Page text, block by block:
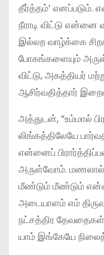
தீர்த்தம்’ எனப்படும்.
நீராடி விட்டு
இல்லற வாழ்க்கை
போகங்களையும்
விட்டு, அகத்தியர்
ஆசிர்வதித்தார்
அத்துடன், ”உம்மால்
லிங்கத்திலேயே
என்னைப்
அருள்வோம். மணலால்
மீண்டும் மீண்டும்
அடையாளம் எம்
நட்சத்திர
யாம் இங்கேயே